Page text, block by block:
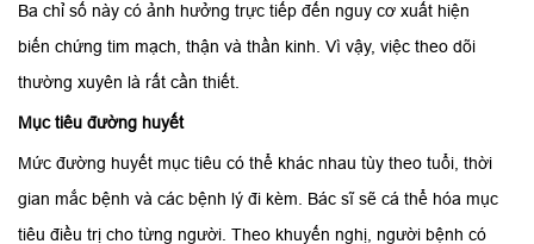
Ba chỉ số này có ảnh hưởng trực tiếp đến nguy cơ xuất hiện
biến chứng tim mạch, thận và thần kinh. Vì vậy, việc theo dõi
thường xuyên là rất cần thiết.
Mục tiêu đường huyết
Mức đường huyết mục tiêu có thể khác nhau tùy theo tuổi, thời
gian mắc bệnh và các bệnh lý đi kèm. Bác sĩ sẽ cá thể hóa mục
tiêu điều trị cho từng người. Theo khuyến nghị, người bệnh có